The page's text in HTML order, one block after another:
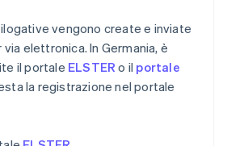
vengono create e inviate
elettronica. In Germania, è
il portale ELSTER o il portale
la registrazione nel portale